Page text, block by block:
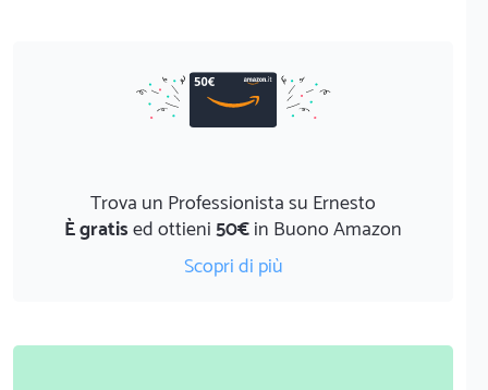
Trova un Professionista su Ernesto
È gratised ottieni50€in Buono Amazon
Scopri di più